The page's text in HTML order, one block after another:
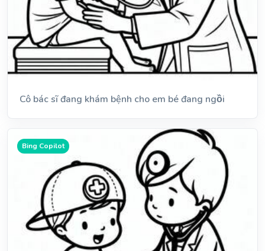
Cô bác sĩ đang khám bệnh cho em bé đang ngồi
Bing Copilot